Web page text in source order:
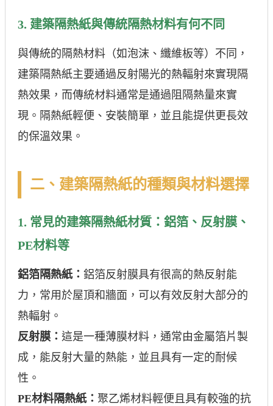
3. 建築隔熱紙與傳統隔熱材料有何不同
與傳統的隔熱材料（如泡沫、纖維板等）不同，
建築隔熱紙主要通過反射陽光的熱輻射來實現隔
熱效果，而傳統材料通常是通過阻隔熱量來實
現。隔熱紙輕便、安裝簡單，並且能提供更長效
的保溫效果。
二、建築隔熱紙的種類與材料選擇
1. 常見的建築隔熱紙材質：鋁箔、反射膜、
PE材料等
鋁箔隔熱紙： 鋁箔反射膜具有很高的熱反射能
力，常用於屋頂和牆面，可以有效反射大部分的
熱輻射。
反射膜： 這是一種薄膜材料，通常由金屬箔片製
成，能反射大量的熱能，並且具有一定的耐候
性。
PE材料隔熱紙： 聚乙烯材料輕便且具有較強的抗